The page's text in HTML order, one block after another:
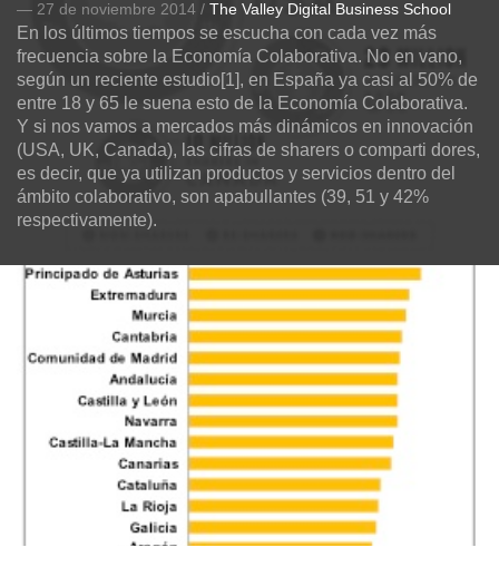
— 27 de noviembre 2014 / The Valley Digital Business School
En los últimos tiempos se escucha con cada vez más
frecuencia sobre la Economía Colaborativa. No en vano,
según un reciente estudio[1], en España ya casi al 50% de
entre 18 y 65 le suena esto de la Economía Colaborativa.
Y si nos vamos a mercados más dinámicos en innovación
(USA, UK, Canada), las cifras de sharers o comparti dores,
es decir, que ya utilizan productos y servicios dentro del
ámbito colaborativo, son apabullantes (39, 51 y 42%
respectivamente).